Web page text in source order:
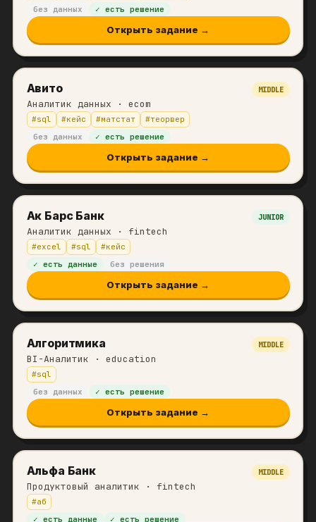
без данных
✓ есть решение
Открыть задание →
Авито MIDDLE
Аналитик данных · ecom
#sql #кейс #матстат #теорвер
без данных
✓ есть решение
Открыть задание →
Ак Барс Банк JUNIOR
Аналитик данных · fintech
#excel #sql #кейс
✓ есть данные
без решения
Открыть задание →
Алгоритмика MIDDLE
BI-Аналитик · education
#sql
без данных
✓ есть решение
Открыть задание →
Альфа Банк MIDDLE
Продуктовый аналитик · fintech
#аб
✓ есть данные
✓ есть решение